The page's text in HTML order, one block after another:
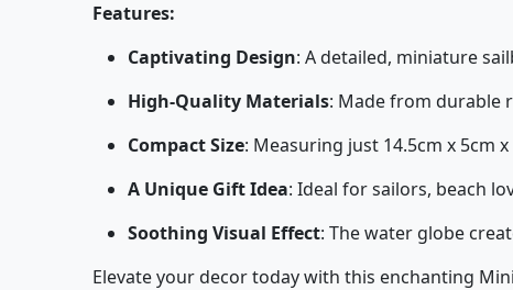
Features:
Captivating Design: A detailed, miniature
High-Quality Materials: Made from durable
Compact Size: Measuring just 14.5cm x 5cm
A Unique Gift Idea: Ideal for sailors, beach
Soothing Visual Effect: The water globe
Elevate your decor today with this enchanting